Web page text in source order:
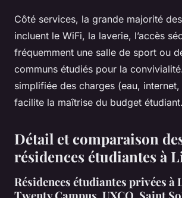
Côté services, la grande majorité
incluent le WiFi, la laverie, l’accès
fréquemment une salle de sport ou
communs étudiés pour la
simplifiée des charges (eau,
facilite la maîtrise du budget étudiant.
Détail et comparaison
résidences étudiantes à
Résidences étudiantes privées à